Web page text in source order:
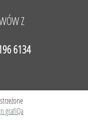
Z
6134
grafiQa